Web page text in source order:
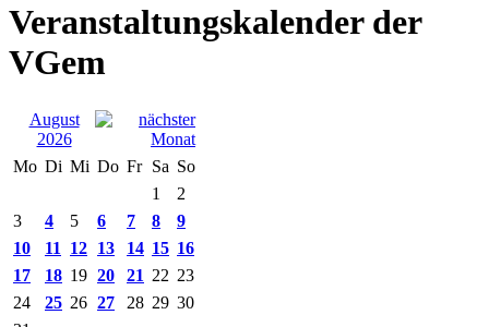
Veranstaltungskalender der
VGem
August
2026
Mo Di Mi Do Fr Sa So
1
2
3
4 5 6 7 8
9
10
11 12 13 14 15 16
17
18 19 20 21 22 23
24
25 26 27 28 29 30